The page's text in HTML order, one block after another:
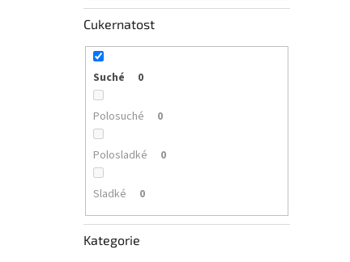
Cukernatost
Suché 0
Polosuché 0
Polosladké 0
Sladké 0
Kategorie